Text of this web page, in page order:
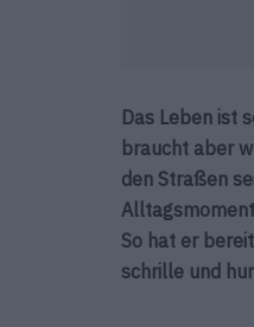
Das Leben ist
braucht aber
den Straßen
So hat er
schrille und